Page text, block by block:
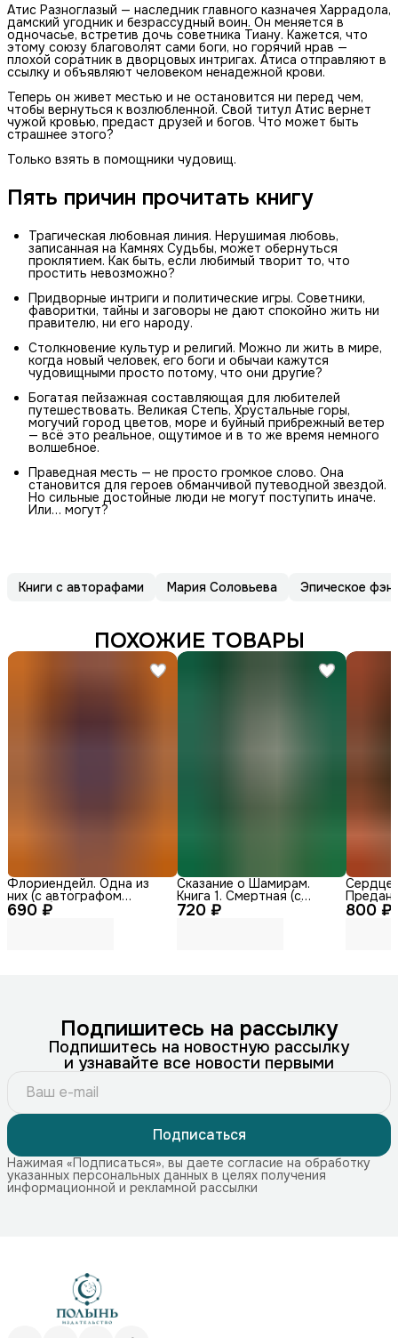
Атис Разноглазый — наследник главного казначея Харрадола,
дамский угодник и безрассудный воин. Он меняется в
одночасье, встретив дочь советника Тиану. Кажется, что
этому союзу благоволят сами боги, но горячий нрав —
плохой соратник в дворцовых интригах. Атиса отправляют в
ссылку и объявляют человеком ненадежной крови.
Теперь он живет местью и не остановится ни перед чем,
чтобы вернуться к возлюбленной. Свой титул Атис вернет
чужой кровью, предаст друзей и богов. Что может быть
страшнее этого?
Только взять в помощники чудовищ.
Пять причин прочитать книгу
Трагическая любовная линия. Нерушимая любовь,
записанная на Камнях Судьбы, может обернуться
проклятием. Как быть, если любимый творит то, что
простить невозможно?
Придворные интриги и политические игры. Советники,
фаворитки, тайны и заговоры не дают спокойно жить ни
правителю, ни его народу.
Столкновение культур и религий. Можно ли жить в мире,
когда новый человек, его боги и обычаи кажутся
чудовищными просто потому, что они другие?
Богатая пейзажная составляющая для любителей
путешествовать. Великая Степь, Хрустальные горы,
могучий город цветов, море и буйный прибрежный ветер
— всё это реальное, ощутимое и в то же время немного
волшебное.
Праведная месть — не просто громкое слово. Она
становится для героев обманчивой путеводной звездой.
Но сильные достойные люди не могут поступить иначе.
Или… могут?
Книги с авторафами Мария Соловьева Эпическое
ПОХОЖИЕ ТОВАРЫ
690 ₽
Флориендейл. Одна из
них (с автографом
автора) 720 ₽
Сказание о Шамирам.
Книга 1. Смертная (с
автографом автора) 800 ₽
Сердце
Подпишитесь на рассылку
Подпишитесь на новостную рассылку
и узнавайте все новости первыми
Подписаться
Нажимая «Подписаться», вы даете согласие на обработку
указанных персональных данных в целях получения
информационной и рекламной рассылки